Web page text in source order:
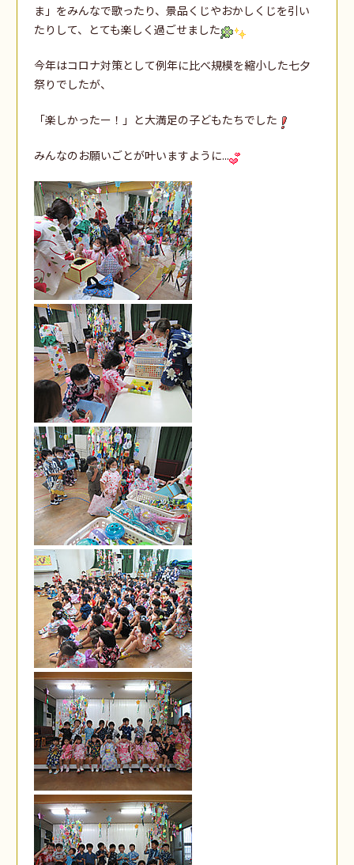
ま」をみんなで歌ったり、景品くじやおかしくじを引い
たりして、とても楽しく過ごせました
今年はコロナ対策として例年に比べ規模を縮小した七夕
祭りでしたが、
「楽しかったー！」と大満足の子どもたちでした
みんなのお願いごとが叶いますように...